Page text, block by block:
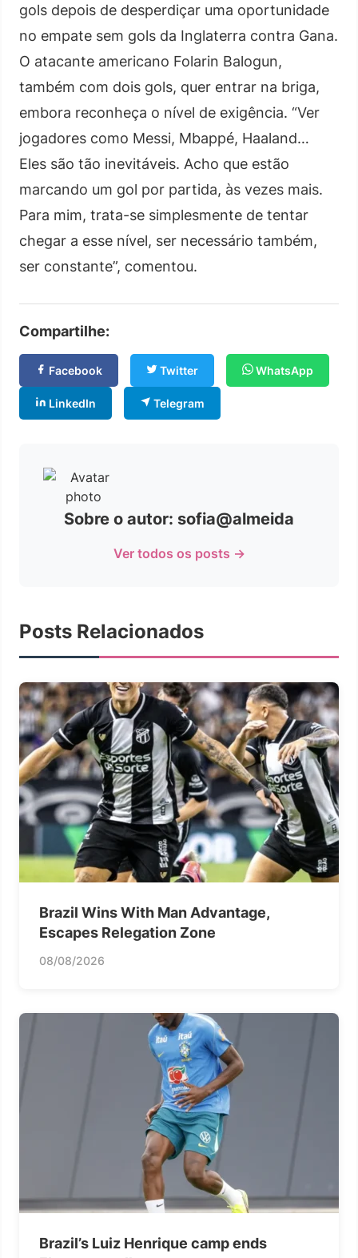
gols depois de desperdiçar uma oportunidade
no empate sem gols da Inglaterra contra Gana.
O atacante americano Folarin Balogun,
também com dois gols, quer entrar na briga,
embora reconheça o nível de exigência. “Ver
jogadores como Messi, Mbappé, Haaland…
Eles são tão inevitáveis. Acho que estão
marcando um gol por partida, às vezes mais.
Para mim, trata-se simplesmente de tentar
chegar a esse nível, ser necessário também,
ser constante”, comentou.
Compartilhe:
Facebook Twitter WhatsApp
LinkedIn Telegram
Sobre o autor: sofia@almeida
Ver todos os posts →
Posts Relacionados
Brazil Wins With Man Advantage,
Escapes Relegation Zone
08/08/2026
Brazil’s Luiz Henrique camp ends